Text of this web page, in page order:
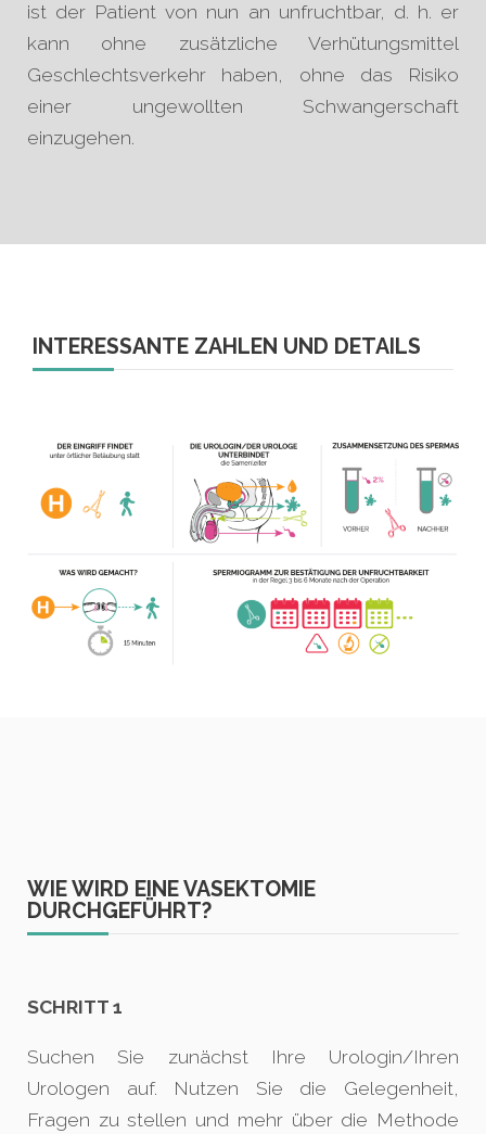
ist der Patient von nun an unfruchtbar, d. h. er
kann ohne zusätzliche Verhütungsmittel
Geschlechtsverkehr haben, ohne das Risiko
einer ungewollten Schwangerschaft
einzugehen.
INTERESSANTE ZAHLEN UND DETAILS
WIE WIRD EINE VASEKTOMIE
DURCHGEFÜHRT?
SCHRITT 1
Suchen Sie zunächst Ihre Urologin/Ihren
Urologen auf. Nutzen Sie die Gelegenheit,
Fragen zu stellen und mehr über die Methode